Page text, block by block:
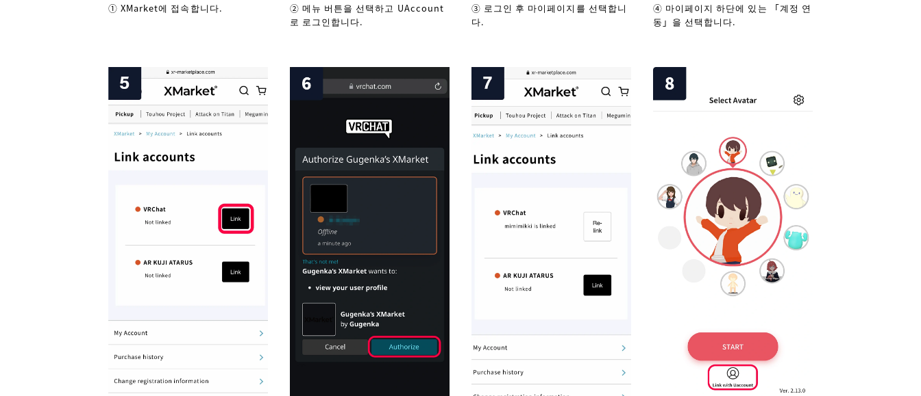
① XMarket에 접속합니다.
② 메뉴 버튼을 선택하고 UAccount
로 로그인합니다.
③ 로그인 후 마이페이지를 선택합니
다.
④ 마이페이지 하단에 있는 「계정 연
동」을 선택합니다.